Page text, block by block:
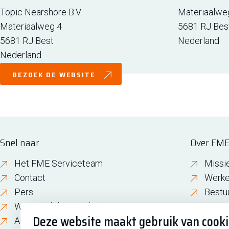
Deze website maakt gebruik van
Topic Nearshore B.V.
Materiaalweg 4
5681 RJ Best
Nederland
5681 RJ
Nederland
BEZOEK DE WEBSITE
Snel naar
Het FME Serviceteam
Contact
Pers
Wijzigen lidmaatschap
About FME
Over FME
FME